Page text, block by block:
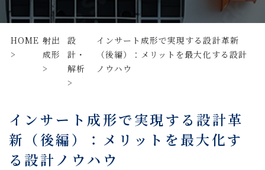
HOME 射出
成形
設
計・
解析
インサート成形で実現する設計革新
（後編）：メリットを最大化する設計
ノウハウ
インサート成形で実現する設計革
新（後編）：メリットを最大化す
る設計ノウハウ